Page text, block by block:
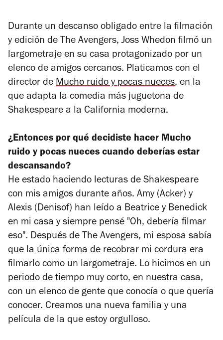
Durante un descanso obligado entre la filmación
y edición de The Avengers, Joss Whedon filmó un
largometraje en su casa protagonizado por un
elenco de amigos cercanos. Platicamos con el
director de Mucho ruido y pocas nueces, en la
que adapta la comedia más juguetona de
Shakespeare a la California moderna.
¿Entonces por qué decidiste hacer Mucho
ruido y pocas nueces cuando deberías estar
descansando?
He estado haciendo lecturas de Shakespeare
con mis amigos durante años. Amy (Acker) y
Alexis (Denisof) han leído a Beatrice y Benedick
en mi casa y siempre pensé "Oh, debería filmar
eso". Después de The Avengers, mi esposa sabía
que la única forma de recobrar mi cordura era
filmarlo como un largometraje. Lo hicimos en un
periodo de tiempo muy corto, en nuestra casa,
con un elenco de gente que conocía o que quería
conocer. Creamos una nueva familia y una
película de la que estoy orgulloso.